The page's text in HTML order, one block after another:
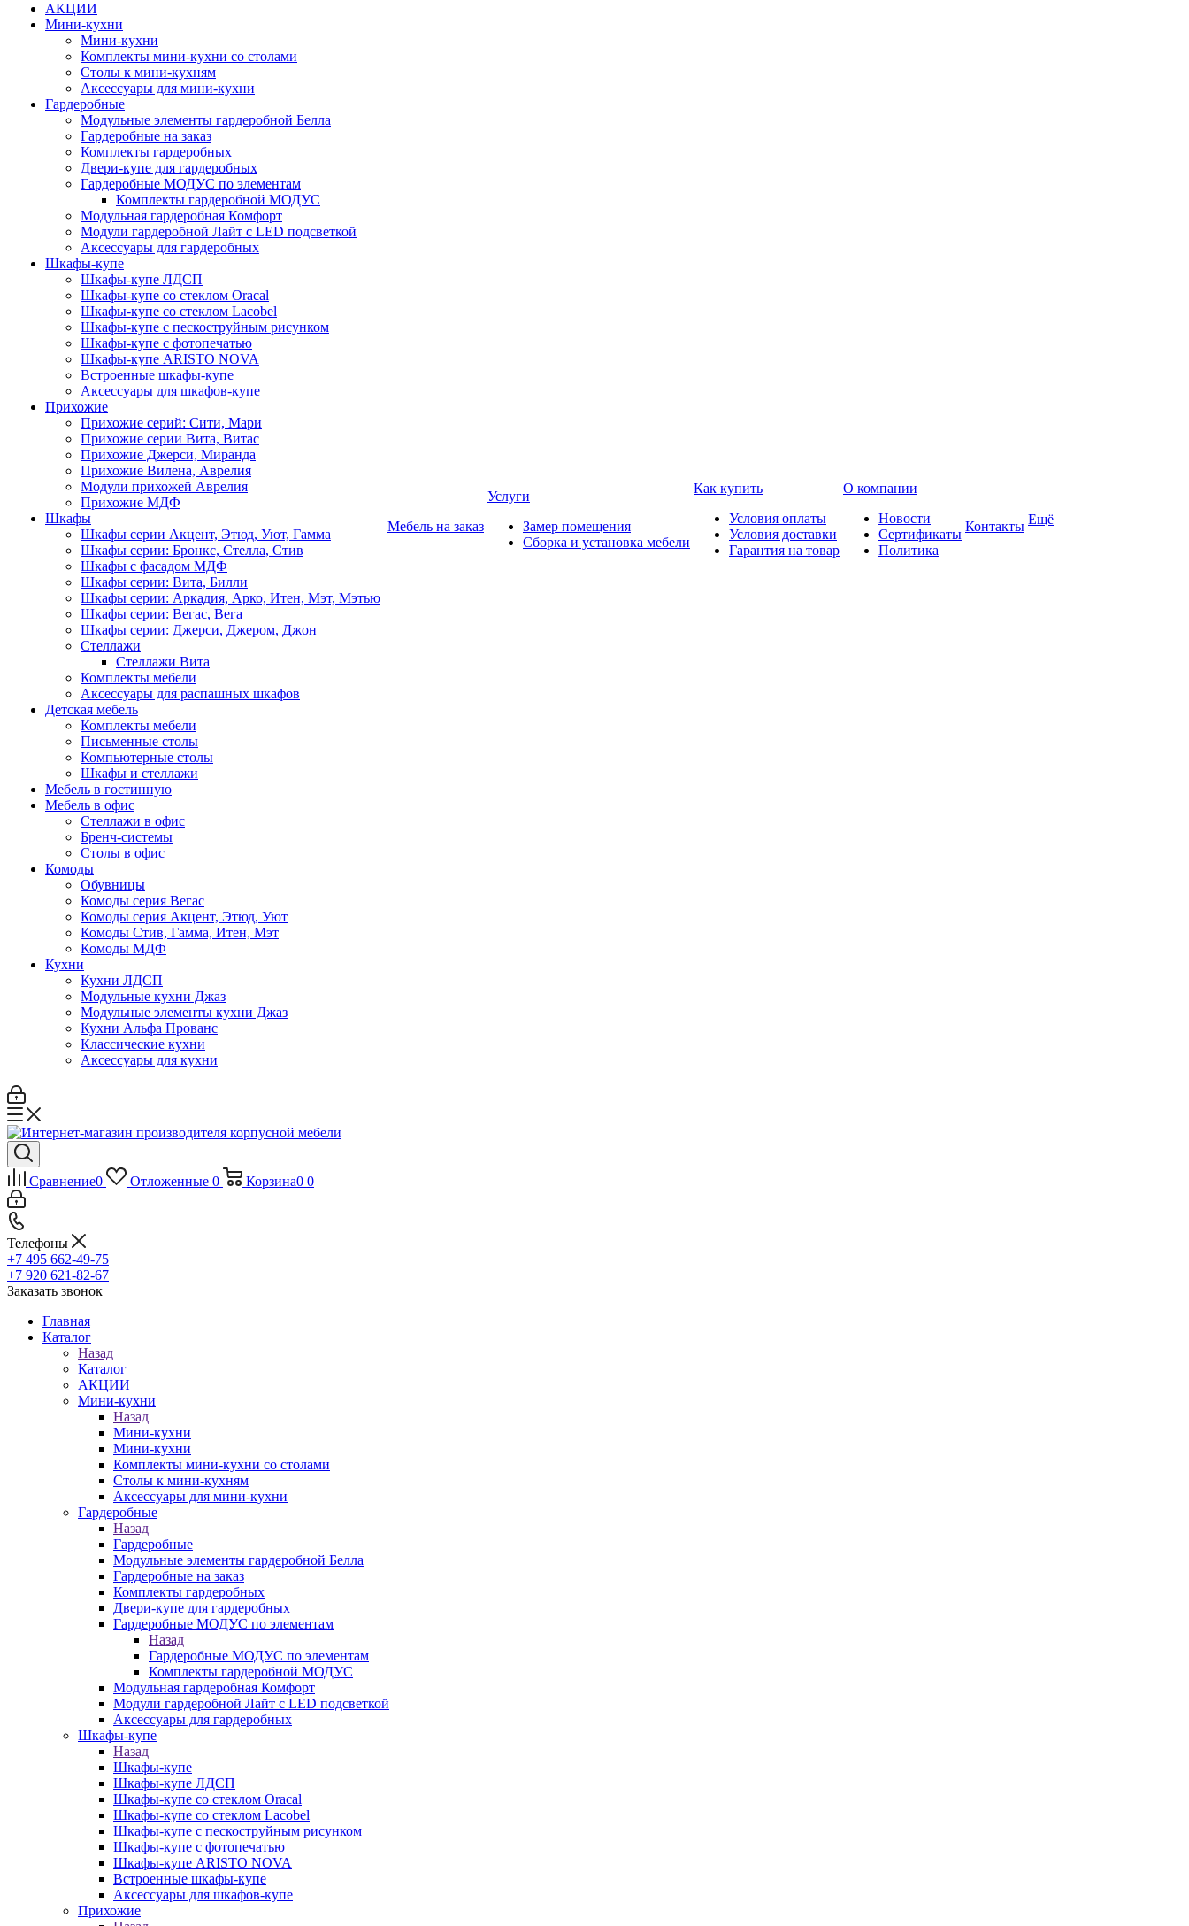
АКЦИИ
Мини-кухни
Мини-кухни
Комплекты мини-кухни со столами
Столы к мини-кухням
Аксессуары для мини-кухни
Гардеробные
Модульные элементы гардеробной Белла
Гардеробные на заказ
Комплекты гардеробных
Двери-купе для гардеробных
Гардеробные МОДУС по элементам
Комплекты гардеробной МОДУС
Модульная гардеробная Комфорт
Модули гардеробной Лайт с LED подсветкой
Аксессуары для гардеробных
Шкафы-купе
Шкафы-купе ЛДСП
Шкафы-купе со стеклом Oracal
Шкафы-купе со стеклом Lacobel
Шкафы-купе с пескоструйным рисунком
Шкафы-купе с фотопечатью
Шкафы-купе ARISTO NOVA
Встроенные шкафы-купе
Аксессуары для шкафов-купе
Прихожие
Прихожие серий: Сити, Мари
Прихожие серии Вита, Витас
Прихожие Джерси, Миранда
Прихожие Вилена, Аврелия
Модули прихожей Аврелия
Прихожие МДФ
Шкафы
Шкафы серии Акцент, Этюд, Уют, Гамма
Шкафы серии: Бронкс, Стелла, Стив
Шкафы с фасадом МДФ
Шкафы серии: Вита, Билли
Шкафы серии: Аркадия, Арко, Итен, Мэт, Мэтью
Шкафы серии: Вегас, Вега
Шкафы серии: Джерси, Джером, Джон
Стеллажи
Стеллажи Вита
Комплекты мебели
Аксессуары для распашных шкафов
Детская мебель
Комплекты мебели
Письменные столы
Компьютерные столы
Шкафы и стеллажи
Мебель в гостинную
Мебель в офис
Стеллажи в офис
Бренч-системы
Столы в офис
Комоды
Обувницы
Комоды серия Вегас
Комоды серия Акцент, Этюд, Уют
Комоды Стив, Гамма, Итен, Мэт
Комоды МДФ
Кухни
Кухни ЛДСП
Модульные кухни Джаз
Модульные элементы кухни Джаз
Кухни Альфа Прованс
Классические кухни
Аксессуары для кухни
Мебель на заказ
Услуги
Замер помещения
Сборка и установка мебели
Как купить
Условия оплаты
Условия доставки
Гарантия на товар
О компании
Новости
Сертификаты
Политика
Контакты Ещё
Сравнение0 Отложенные 0 Корзина0 0
Телефоны
+7 495 662-49-75
+7 920 621-82-67
Заказать звонок
Главная
Каталог
Назад
Каталог
АКЦИИ
Мини-кухни
Назад
Мини-кухни
Мини-кухни
Комплекты мини-кухни со столами
Столы к мини-кухням
Аксессуары для мини-кухни
Гардеробные
Назад
Гардеробные
Модульные элементы гардеробной Белла
Гардеробные на заказ
Комплекты гардеробных
Двери-купе для гардеробных
Гардеробные МОДУС по элементам
Назад
Гардеробные МОДУС по элементам
Комплекты гардеробной МОДУС
Модульная гардеробная Комфорт
Модули гардеробной Лайт с LED подсветкой
Аксессуары для гардеробных
Шкафы-купе
Назад
Шкафы-купе
Шкафы-купе ЛДСП
Шкафы-купе со стеклом Oracal
Шкафы-купе со стеклом Lacobel
Шкафы-купе с пескоструйным рисунком
Шкафы-купе с фотопечатью
Шкафы-купе ARISTO NOVA
Встроенные шкафы-купе
Аксессуары для шкафов-купе
Прихожие